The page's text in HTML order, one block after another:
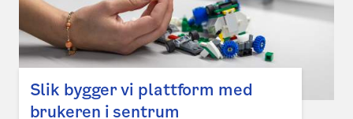
Slik bygger vi plattform med
brukeren i sentrum